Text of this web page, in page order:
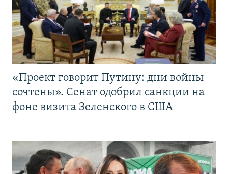
«Проект говорит Путину: дни войны
сочтены». Сенат одобрил санкции на
фоне визита Зеленского в США